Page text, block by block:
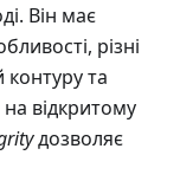
Він має
різні
контуру та
відкритому
дозволяє